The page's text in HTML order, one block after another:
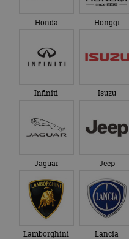
Honda Hongqi
Infiniti Isuzu
Jaguar Jeep
Lamborghini Lancia